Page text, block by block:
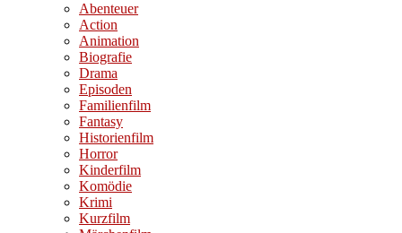
Abenteuer
Action
Animation
Biografie
Drama
Episoden
Familienfilm
Fantasy
Historienfilm
Horror
Kinderfilm
Komödie
Krimi
Kurzfilm